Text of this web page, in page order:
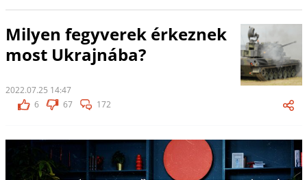
Milyen fegyverek érkeznek
most Ukrajnába?
2022.07.25 14:47
6
67 172